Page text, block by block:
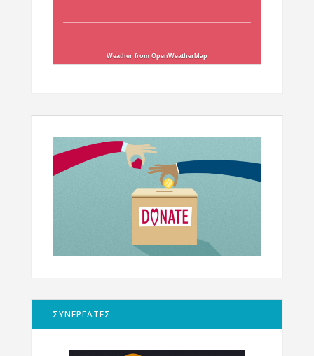
Weather from OpenWeatherMap
ΣΥΝΕΡΓΑΤΕΣ